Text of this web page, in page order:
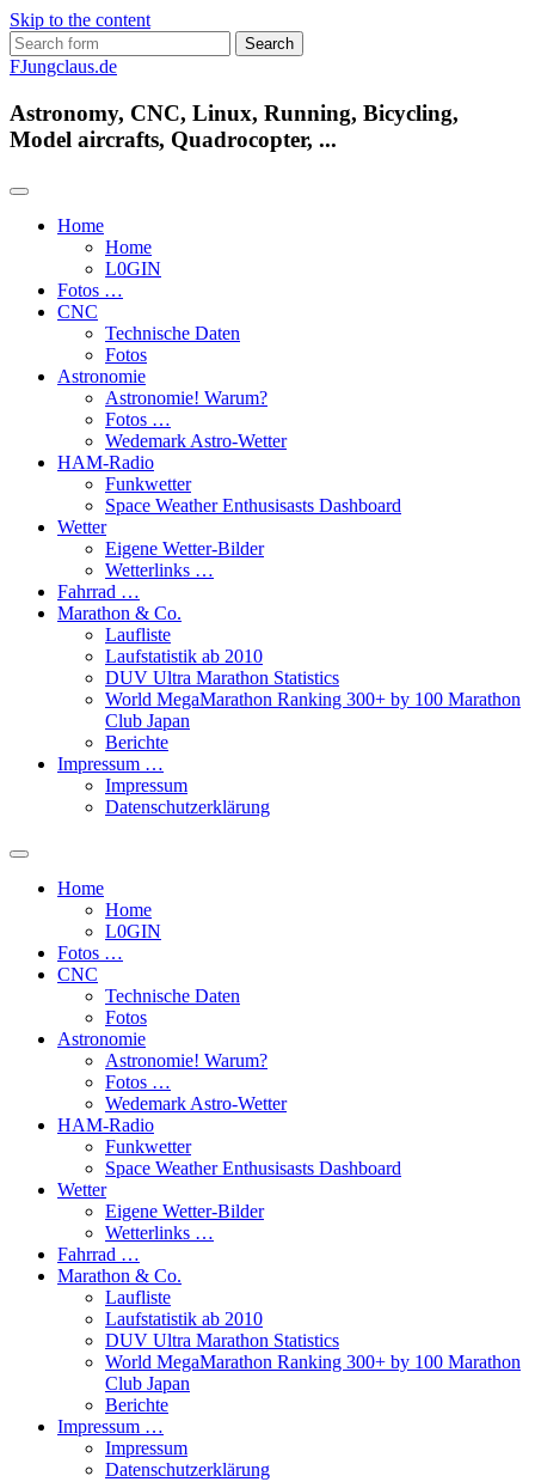
Skip to the content
Search
for:
FJungclaus.de
Astronomy, CNC, Linux, Running, Bicycling,
Model aircrafts, Quadrocopter, ...
Home
Home
L​0​​GIN
Fotos …
CNC
Technische Daten
Fotos
Astronomie
Astronomie! Warum?
Fotos …
Wedemark Astro-Wetter
HAM-Radio
Funkwetter
Space Weather Enthusisasts Dashboard
Wetter
Eigene Wetter-Bilder
Wetterlinks …
Fahrrad …
Marathon & Co.
Laufliste
Laufstatistik ab 2010
DUV Ultra Marathon Statistics
World MegaMarathon Ranking 300+ by 100 Marathon
Club Japan
Berichte
Impressum …
Impressum
Datenschutzerklärung
Toggle
search
field
Home
Home
L​0​​GIN
Fotos …
CNC
Technische Daten
Fotos
Astronomie
Astronomie! Warum?
Fotos …
Wedemark Astro-Wetter
HAM-Radio
Funkwetter
Space Weather Enthusisasts Dashboard
Wetter
Eigene Wetter-Bilder
Wetterlinks …
Fahrrad …
Marathon & Co.
Laufliste
Laufstatistik ab 2010
DUV Ultra Marathon Statistics
World MegaMarathon Ranking 300+ by 100 Marathon
Club Japan
Berichte
Impressum …
Impressum
Datenschutzerklärung